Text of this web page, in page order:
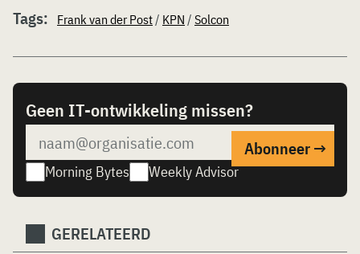
Tags: Frank van der Post/ KPN / Solcon
Geen IT-ontwikkeling missen?
Morning Bytes Weekly Advisor
GERELATEERD